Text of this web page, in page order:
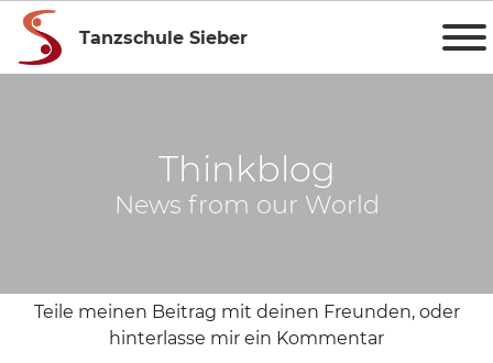
Tanzschule Sieber
Thinkblog
News from our World
Teile meinen Beitrag mit deinen Freunden, oder
hinterlasse mir ein Kommentar